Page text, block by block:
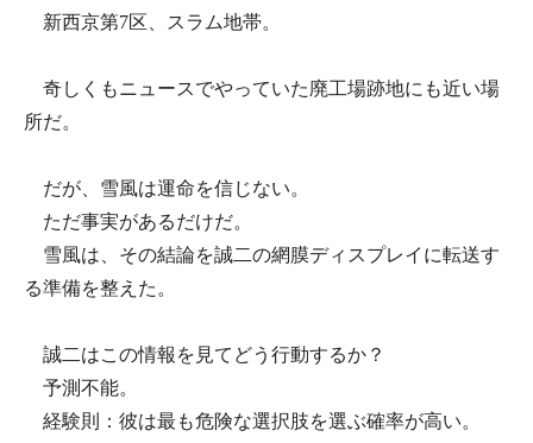
新西京第7区、スラム地帯。
奇しくもニュースでやっていた廃工場跡地にも近い場
所だ。
だが、雪風は運命を信じない。
ただ事実があるだけだ。
雪風は、その結論を誠二の網膜ディスプレイに転送す
る準備を整えた。
誠二はこの情報を見てどう行動するか？
予測不能。
経験則：彼は最も危険な選択肢を選ぶ確率が高い。